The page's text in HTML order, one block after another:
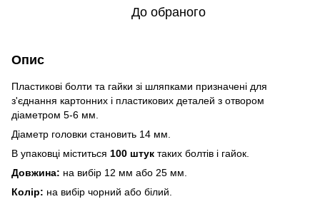
До обраного
Опис
Пластикові болти та гайки зі шляпками призначені для
з'єднання картонних і пластикових деталей з отвором
діаметром 5-6 мм.
Діаметр головки становить 14 мм.
В упаковці міститься 100 штук таких болтів і гайок.
Довжина: на вибір 12 мм або 25 мм.
Колір: на вибір чорний або білий.